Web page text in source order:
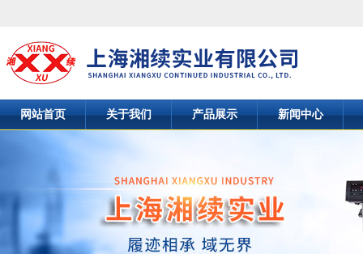
网站首页 关于我们 产品展示 新闻中心